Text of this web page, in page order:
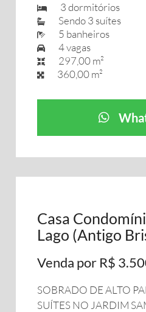
3 dormitórios
Sendo 3 suítes
5 banheiros
4 vagas
297,00 m²
360,00 m²
Casa
Lago (Antigo
Venda por R$
SOBRADO DE ALTO
SUÍTES NO JARDIM